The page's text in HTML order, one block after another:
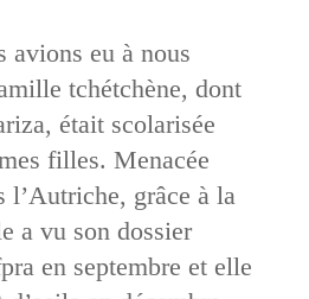
avions eu à nous
tchétchène, dont
était scolarisée
filles. Menacée
l’Autriche, grâce à la
a vu son dossier
en septembre et elle